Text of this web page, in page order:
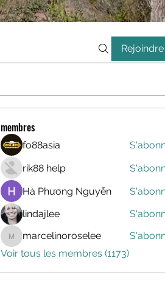
Rejoindre
membres
fo88asia
rik88 help
Hà Phương Nguyễn
lindajlee
marcelinoroselee
marcelinoroselee
Voir tous les membres (1173)